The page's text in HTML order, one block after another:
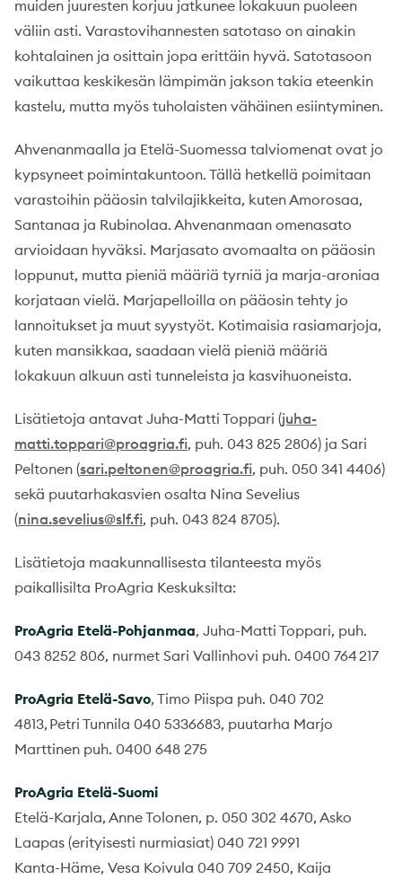
muiden juuresten korjuu jatkunee lokakuun puoleen
väliin asti. Varastovihannesten satotaso on ainakin
kohtalainen ja osittain jopa erittäin hyvä. Satotasoon
vaikuttaa keskikesän lämpimän jakson takia eteenkin
kastelu, mutta myös tuholaisten vähäinen esiintyminen.
Ahvenanmaalla ja Etelä-Suomessa talviomenat ovat jo
kypsyneet poimintakuntoon. Tällä hetkellä poimitaan
varastoihin pääosin talvilajikkeita, kuten Amorosaa,
Santanaa ja Rubinolaa. Ahvenanmaan omenasato
arvioidaan hyväksi. Marjasato avomaalta on pääosin
loppunut, mutta pieniä määriä tyrniä ja marja-aroniaa
korjataan vielä. Marjapelloilla on pääosin tehty jo
lannoitukset ja muut syystyöt. Kotimaisia rasiamarjoja,
kuten mansikkaa, saadaan vielä pieniä määriä
lokakuun alkuun asti tunneleista ja kasvihuoneista.
Lisätietoja antavat Juha-Matti Toppari (juha-
matti.toppari@proagria.fi, puh. 043 825 2806) ja Sari
Peltonen (sari.peltonen@proagria.fi, puh. 050 341 4406)
sekä puutarhakasvien osalta Nina Sevelius
(nina.sevelius@slf.fi, puh. 043 824 8705).
Lisätietoja maakunnallisesta tilanteesta myös
paikallisilta ProAgria Keskuksilta:
ProAgria Etelä-Pohjanmaa, Juha-Matti Toppari, puh.
043 8252 806, nurmet Sari Vallinhovi puh. 0400 764 217
ProAgria Etelä-Savo, Timo Piispa puh. 040 702
4813, Petri Tunnila 040 5336683, puutarha Marjo
Marttinen puh. 0400 648 275
ProAgria Etelä-Suomi
Etelä-Karjala, Anne Tolonen, p. 050 302 4670, Asko
Laapas (erityisesti nurmiasiat) 040 721 9991
Kanta-Häme, Vesa Koivula 040 709 2450, Kaija